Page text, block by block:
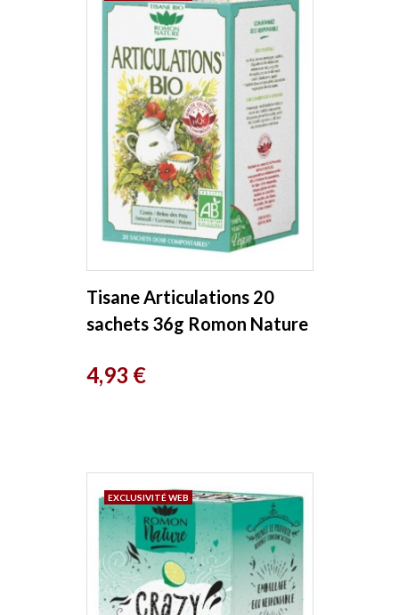
Tisane Articulations 20
sachets 36g Romon Nature
Prix
4,93 €
EXCLUSIVITÉ WEB